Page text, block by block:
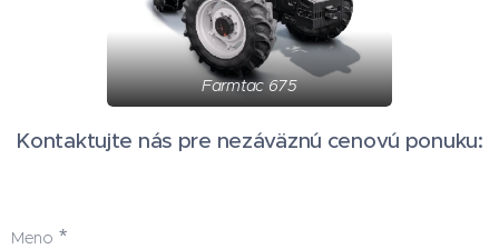
Farmtac 675
Kontaktujte nás pre nezáväznú cenovú ponuku:
Meno